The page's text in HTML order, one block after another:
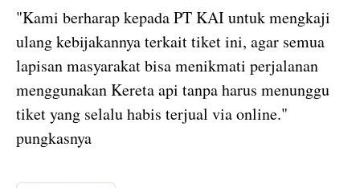
"Kami berharap kepada PT KAI untuk mengkaji
ulang kebijakannya terkait tiket ini, agar semua
lapisan masyarakat bisa menikmati perjalanan
menggunakan Kereta api tanpa harus menunggu
tiket yang selalu habis terjual via online."
pungkasnya